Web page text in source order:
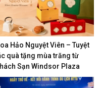
Hảo Nguyệt Viên – Tuyệt
quà tặng mùa trăng từ
Sạn Windsor Plaza